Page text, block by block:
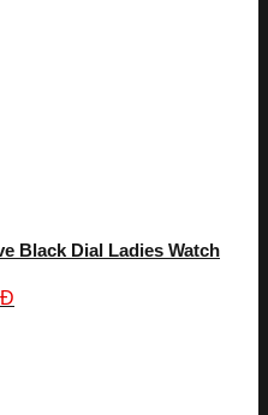
Black Dial Ladies Watch